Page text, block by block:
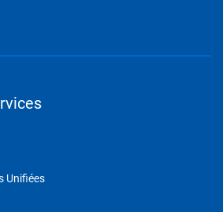
Unifiées